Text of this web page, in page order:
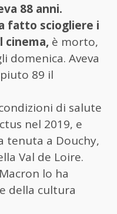
88 anni.
fatto sciogliere i
cinema, è morto,
domenica. Aveva
89 il
di salute
nel 2019, e
tenuta a Douchy,
Val de Loire.
lo ha
della cultura